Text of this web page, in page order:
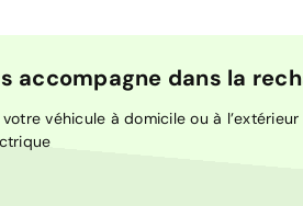
accompagne dans la
véhicule à domicile ou à